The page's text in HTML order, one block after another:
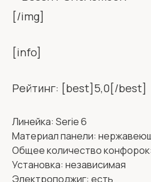
[/img]
[info]
Рейтинг: [best]5,0[/best]
Линейка: Serie 6
Материал панели:
Общее количество
Установка: независимая
Электроподжиг: есть